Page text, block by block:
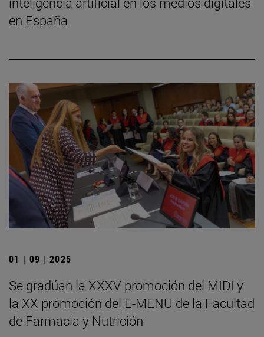
en España
01 | 09 | 2025
Se gradúan la XXXV promoción del MIDI y
la XX promoción del E-MENU de la Facultad
de Farmacia y Nutrición